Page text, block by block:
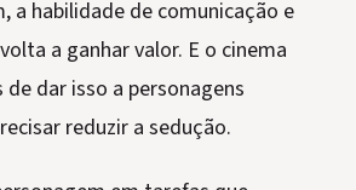
a habilidade de comunicação e
a ganhar valor. E o cinema
dar isso a personagens
reduzir a sedução.